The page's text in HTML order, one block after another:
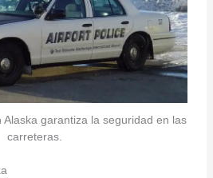
garantiza la seguridad en las
carreteras.